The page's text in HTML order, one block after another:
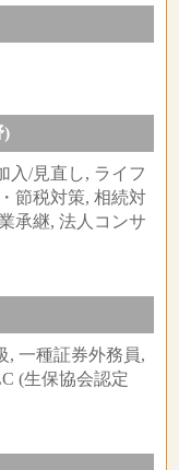
)
入/見直し, ライフ
節税対策, 相続対
承継, 法人コンサ
, 一種証券外務員,
(生保協会認定